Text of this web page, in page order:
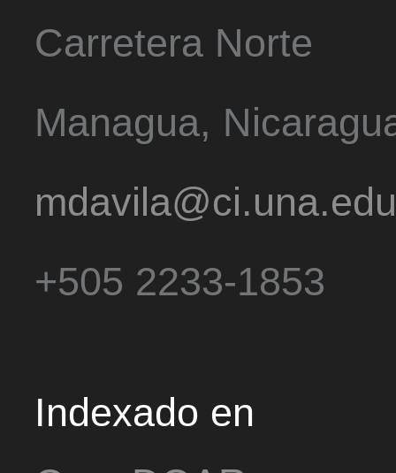
Carretera Norte
Managua,
+505 2233-1853
Indexado en